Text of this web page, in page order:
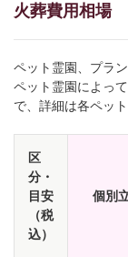
火葬費用相場
ペット霊園、プラ
ペット霊園によっ
で、詳細は各ペッ
区
分・
目安
（税
込）
個別